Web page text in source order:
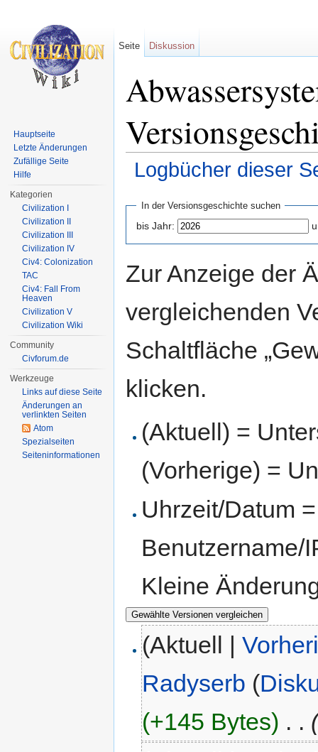
Logbücher dieser
In der Versionsgeschichte suchen
bis Jahr:
Zur Anzeige der
vergleichenden
Schaltfläche
klicken.
(Aktuell) =
(Vorherige) =
Uhrzeit/Datum
Benutzername/
Kleine
(Aktuell |
Radyserb (
(+145 Bytes) . .
Seite Diskussion
Hauptseite
Letzte Änderungen
Zufällige Seite
Hilfe
Kategorien
Civilization I
Civilization II
Civilization III
Civilization IV
Civ4: Colonization
TAC
Civ4: Fall From
Heaven
Civilization V
Civilization Wiki
Community
Civforum.de
Werkzeuge
Links auf diese Seite
Änderungen an
verlinkten Seiten
Atom
Spezialseiten
Seiten­informationen